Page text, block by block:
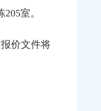
室。
价文件将